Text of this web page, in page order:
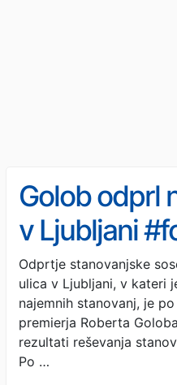
Golob odprl
v Ljubljani
Odprtje stanovanjske
ulica v Ljubljani, v kateri
najemnih stanovanj, je
premierja Roberta
rezultati reševanja
Po …